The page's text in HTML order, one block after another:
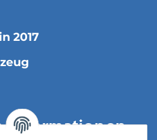
2017
Informationen